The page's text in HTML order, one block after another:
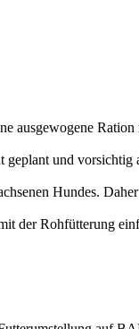
ausgewogene
geplant und
Hundes.
der Rohfütterung